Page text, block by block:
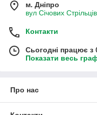
м. Дніпро
вул Січових
Контакти
Сьогодні працює з
Показати весь
Про нас